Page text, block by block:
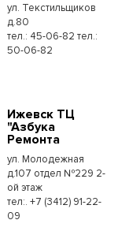
ул. Текстильщиков
д.80
тел.: 45-06-82 тел.:
50-06-82
Ижевск ТЦ
"Азбука
Ремонта
ул. Молодежная
д.107 отдел №229 2-
ой этаж
тел:. +7 (3412) 91-22-
09